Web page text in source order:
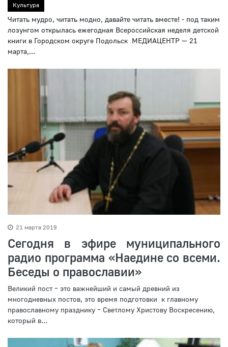
Культура
Читать мудро, читать модно, давайте читать вместе! - под таким
лозунгом открылась ежегодная Всероссийская неделя детской
книги в Городском округе Подольск МЕДИАЦЕНТР — 21
марта,...
21 марта 2019
Сегодня в эфире муниципального
радио программа «Наедине со всеми.
Беседы о православии»
Великий пост – это важнейший и самый древний из
многодневных постов, это время подготовки к главному
православному празднику – Светлому Христову Воскресению,
который в...